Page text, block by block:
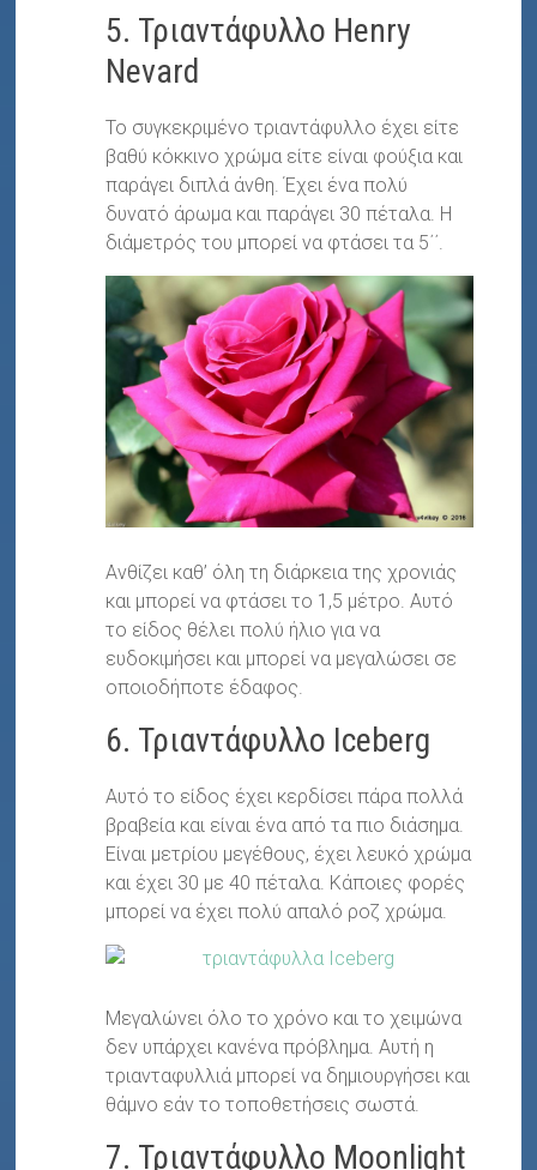
5. Τριαντάφυλλο Henry
Nevard
Το συγκεκριμένο τριαντάφυλλο έχει είτε
βαθύ κόκκινο χρώμα είτε είναι φούξια και
παράγει διπλά άνθη. Έχει ένα πολύ
δυνατό άρωμα και παράγει 30 πέταλα. Η
διάμετρός του μπορεί να φτάσει τα 5΄΄.
Ανθίζει καθ’ όλη τη διάρκεια της χρονιάς
και μπορεί να φτάσει το 1,5 μέτρο. Αυτό
το είδος θέλει πολύ ήλιο για να
ευδοκιμήσει και μπορεί να μεγαλώσει σε
οποιοδήποτε έδαφος.
6. Τριαντάφυλλο Iceberg
Αυτό το είδος έχει κερδίσει πάρα πολλά
βραβεία και είναι ένα από τα πιο διάσημα.
Είναι μετρίου μεγέθους, έχει λευκό χρώμα
και έχει 30 με 40 πέταλα. Κάποιες φορές
μπορεί να έχει πολύ απαλό ροζ χρώμα.
Μεγαλώνει όλο το χρόνο και το χειμώνα
δεν υπάρχει κανένα πρόβλημα. Αυτή η
τριανταφυλλιά μπορεί να δημιουργήσει και
θάμνο εάν το τοποθετήσεις σωστά.
7. Τριαντάφυλλο Moonlight